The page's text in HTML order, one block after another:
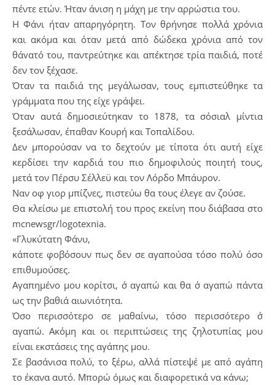
πέντε ετών. Ήταν άνιση η μάχη με την αρρώστια του.
Η Φάνι ήταν απαρηγόρητη. Τον θρήνησε πολλά χρόνια
και ακόμα και όταν μετά από δώδεκα χρόνια από τον
θάvατό του, παντρεύτηκε και απέκτησε τρία παιδιά, ποτέ
δεν τον ξέχασε.
Όταν τα παιδιά της μεγάλωσαν, τους εμπιστεύθηκε τα
γράμματα που της είχε γράψει.
Όταν αυτά δημοσιεύτηκαν το 1878, τα σόσιαλ μίντια
ξεσάλωσαν, έπαθαν Κουρή και Τοπαλίδου.
Δεν μπορούσαν να το δεχτούν με τίποτα ότι αυτή είχε
κερδίσει την καρδιά του πιο δημοφιλούς ποιητή τους,
μετά τον Πέρσυ Σέλλεϋ και τον Λόρδο Μπάυρον.
Ναν οφ γιορ μπίζνες, πιστεύω θα τους έλεγε αν ζούσε.
Θα κλείσω με επιστολή του προς εκείνη που διάβασα στο
mcnewsgr/logotexnia.
«Γλυκύτατη Φάνυ,
κάποτε φοβόσουν πως δεν σε αγαπούσα τόσο πολύ όσο
επιθυμούσες.
Αγαπημένο μου κορίτσι, σ΄ αγαπώ και θα σ΄ αγαπώ πάντα
ως την βαθιά αιωνιότητα.
Όσο περισσότερο σε μαθαίνω, τόσο περισσότερο σ΄
αγαπώ. Ακόμη και οι περιπτώσεις της ζηλοτυπίας μου
είναι εκστάσεις της αγάπης μου.
Σε βασάνισα πολύ, το ξέρω, αλλά πίστεψέ με από αγάπη
το έκανα αυτό. Μπορώ όμως και διαφορετικά να κάνω;